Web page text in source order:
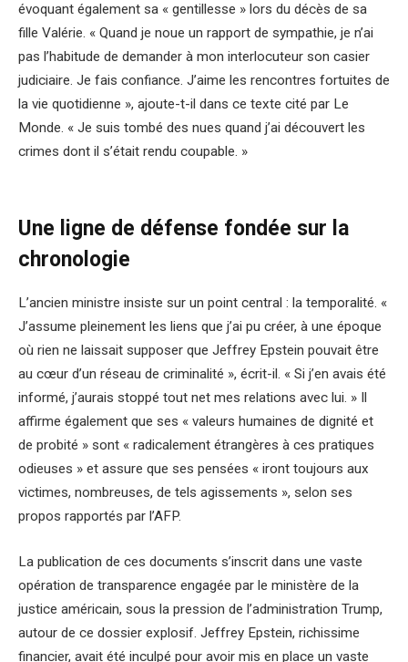
évoquant également sa « gentillesse » lors du décès de sa
fille Valérie. « Quand je noue un rapport de sympathie, je n’ai
pas l’habitude de demander à mon interlocuteur son casier
judiciaire. Je fais confiance. J’aime les rencontres fortuites de
la vie quotidienne », ajoute-t-il dans ce texte cité par Le
Monde. « Je suis tombé des nues quand j’ai découvert les
crimes dont il s’était rendu coupable. »
Une ligne de défense fondée sur la
chronologie
L’ancien ministre insiste sur un point central : la temporalité. «
J’assume pleinement les liens que j’ai pu créer, à une époque
où rien ne laissait supposer que Jeffrey Epstein pouvait être
au cœur d’un réseau de criminalité », écrit-il. « Si j’en avais été
informé, j’aurais stoppé tout net mes relations avec lui. » Il
affirme également que ses « valeurs humaines de dignité et
de probité » sont « radicalement étrangères à ces pratiques
odieuses » et assure que ses pensées « iront toujours aux
victimes, nombreuses, de tels agissements », selon ses
propos rapportés par l’AFP.
La publication de ces documents s’inscrit dans une vaste
opération de transparence engagée par le ministère de la
justice américain, sous la pression de l’administration Trump,
autour de ce dossier explosif. Jeffrey Epstein, richissime
financier, avait été inculpé pour avoir mis en place un vaste